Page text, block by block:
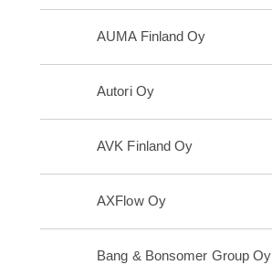
AUMA Finland Oy
Autori Oy
AVK Finland Oy
AXFlow Oy
Bang & Bonsomer Group Oy